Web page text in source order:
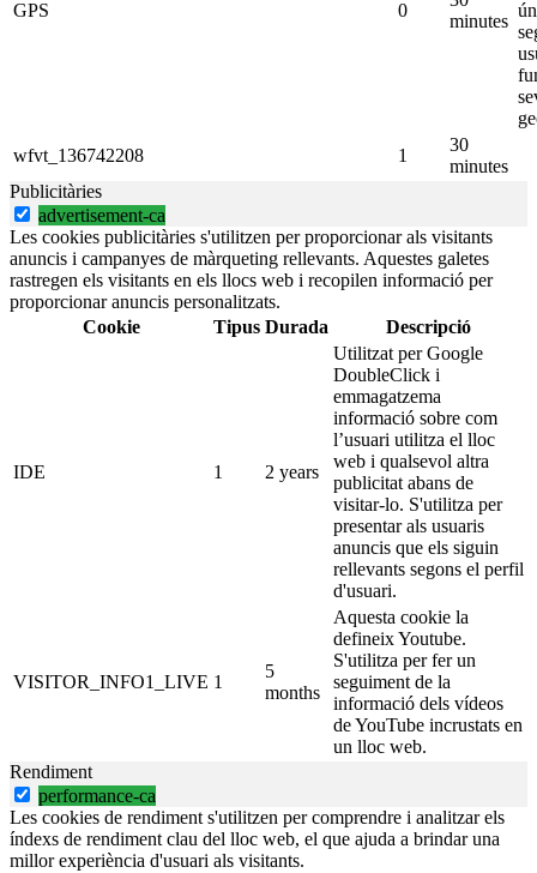
GPS 0
minutes
wfvt_136742208
1
30
minutes
Publicitàries
advertisement-ca
Les cookies publicitàries s'utilitzen per proporcionar als visitants
anuncis i campanyes de màrqueting rellevants. Aquestes galetes
rastregen els visitants en els llocs web i recopilen informació per
proporcionar anuncis personalitzats.
Cookie
Tipus Durada Descripció
IDE 1 2 years
Utilitzat per Google
DoubleClick i
emmagatzema
informació sobre com
l’usuari utilitza el lloc
web i qualsevol altra
publicitat abans de
visitar-lo. S'utilitza per
presentar als usuaris
anuncis que els siguin
rellevants segons el perfil
d'usuari.
VISITOR_INFO1_LIVE 1
5
months
Aquesta cookie la
defineix Youtube.
S'utilitza per fer un
seguiment de la
informació dels vídeos
de YouTube incrustats en
un lloc web.
Rendiment
performance-ca
Les cookies de rendiment s'utilitzen per comprendre i analitzar els
índexs de rendiment clau del lloc web, el que ajuda a brindar una
millor experiència d'usuari als visitants.